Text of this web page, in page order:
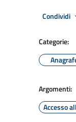
Condividi
Categorie:
Argomenti:
Accesso